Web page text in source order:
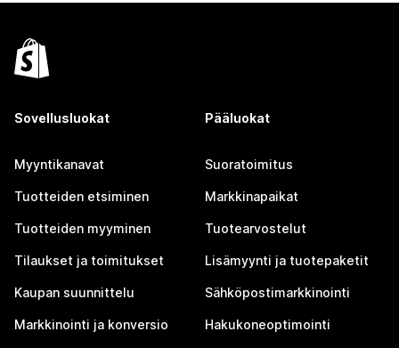
Sovellusluokat
Myyntikanavat
Tuotteiden etsiminen
Tuotteiden myyminen
Tilaukset ja toimitukset
Kaupan suunnittelu
Markkinointi ja konversio
Pääluokat
Suoratoimitus
Markkinapaikat
Tuotearvostelut
Lisämyynti ja tuotepaketit
Sähköpostimarkkinointi
Hakukoneoptimointi